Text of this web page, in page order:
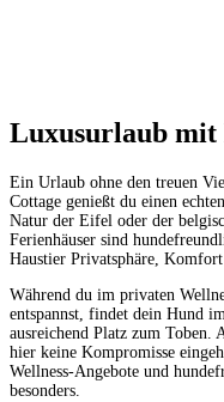
Luxusurlaub mit
Ein Urlaub ohne den treuen
Cottage genießt du einen
Natur der Eifel oder der
Ferienhäuser sind
Haustier Privatsphäre,
Während du im privaten
entspannst, findet dein Hund
ausreichend Platz zum Toben.
hier keine Kompromisse
Wellness-Angebote und
besonders.